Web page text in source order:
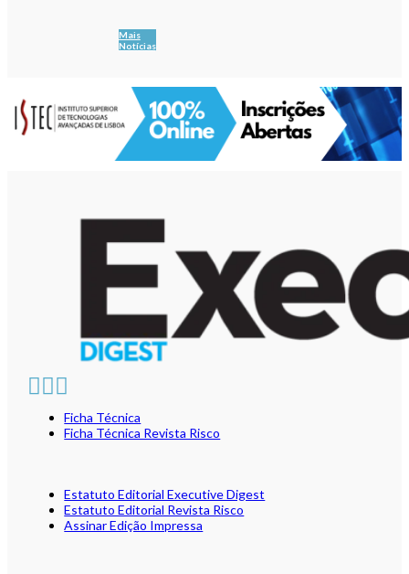
Mais
Notícias
Ficha Técnica
Ficha Técnica Revista Risco
Estatuto Editorial Executive Digest
Estatuto Editorial Revista Risco
Assinar Edição Impressa